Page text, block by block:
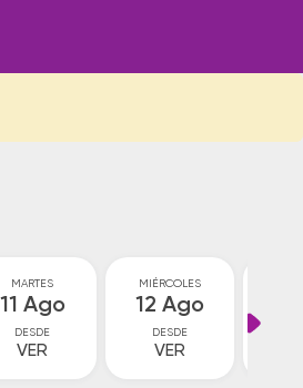
MARTES
11 Ago
DESDE
VER
MIÉRCOLES
12 Ago
DESDE
VER